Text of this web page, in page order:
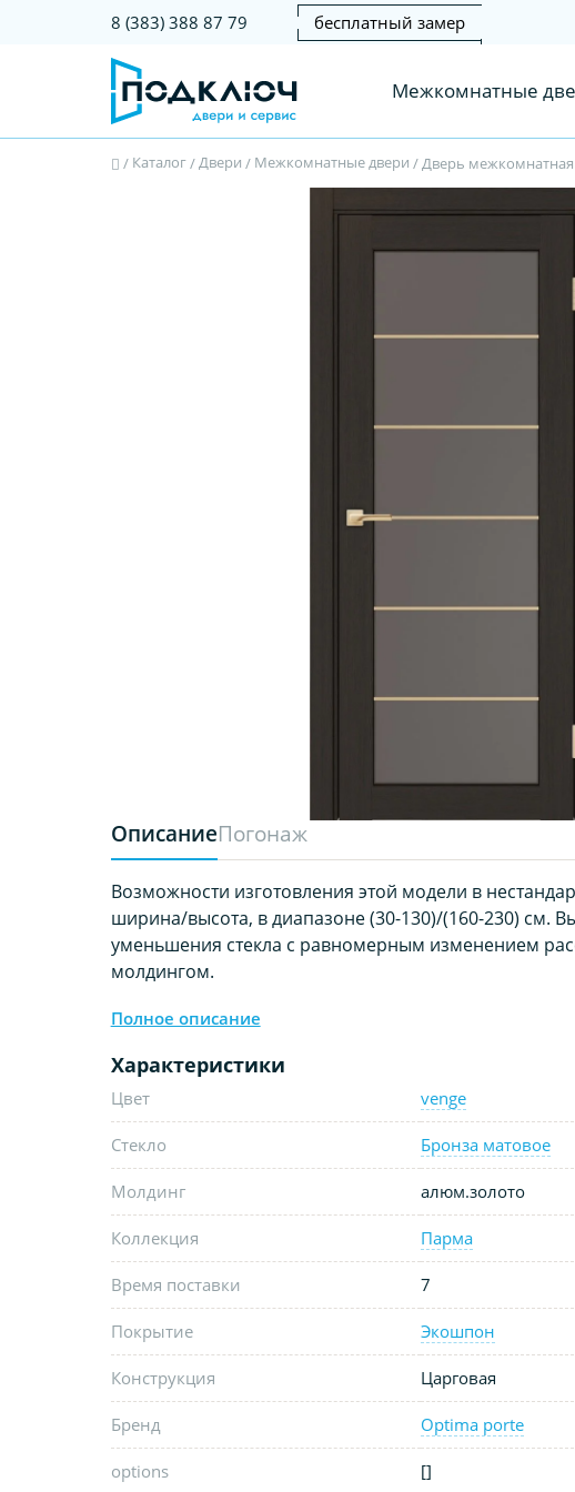
8 (383) 388 87 79 бесплатный замер
Межкомнатные
/ Каталог/Двери / Межкомнатные двери /Дверь межкомнатная
ОписаниеПогонаж
Возможности изготовления этой модели в
ширина/высота, в диапазоне (30-130)/(160-230) см.
уменьшения стекла с равномерным изменением
молдингом.
Полное описание
Характеристики
Цвет venge
Стекло Бронза матовое
Молдинг алюм.золото
Коллекция Парма
Время поставки 7
Покрытие Экошпон
Конструкция Царговая
Бренд Optima porte
options []